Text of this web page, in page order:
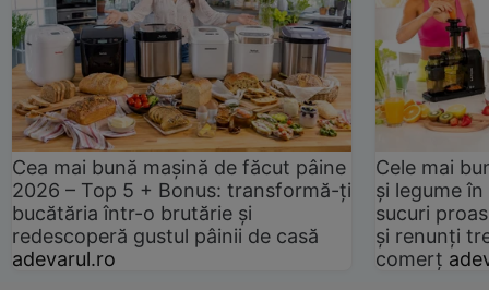
Cea mai bună mașină de făcut pâine
2026 – Top 5 + Bonus: transformă-ți
bucătăria într-o brutărie și
redescoperă gustul pâinii de casă
adevarul.ro
Cele mai
și legume
sucuri
și renunți
comerț